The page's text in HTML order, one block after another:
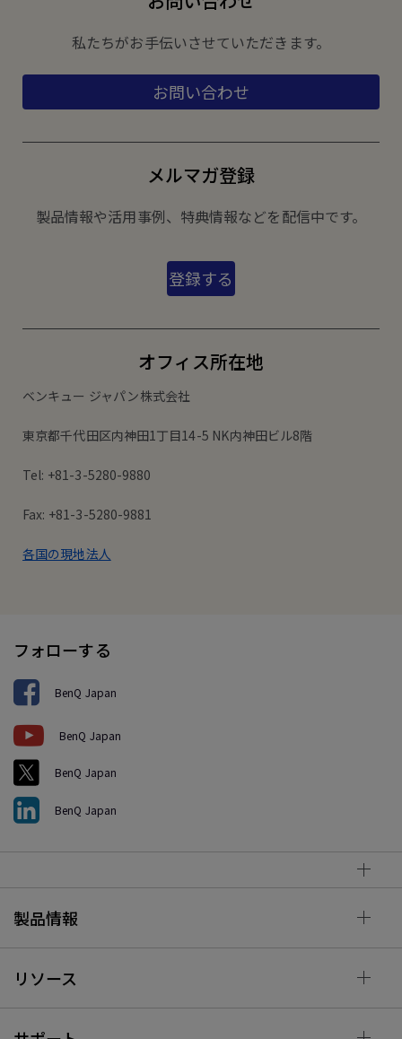
私たちがお手伝いさせていただきます。
お問い合わせ
メルマガ登録
製品情報や活用事例、特典情報などを配信中です。
登録する
オフィス所在地
ベンキュー ジャパン株式会社
東京都千代田区内神田1丁目14-5 NK内神田ビル8階
Tel: +81-3-5280-9880
Fax: +81-3-5280-9881
各国の現地法人
フォローする
BenQ Japan
BenQ Japan
BenQ Japan
BenQ Japan
製品情報
リソース